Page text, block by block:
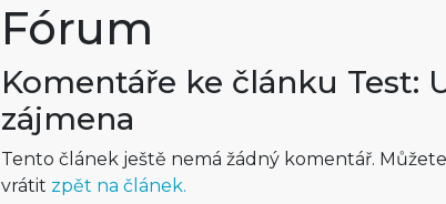
Fórum
Komentáře ke článku Test:
zájmena
Tento článek ještě nemá žádný komentář.
vrátit zpět na článek.